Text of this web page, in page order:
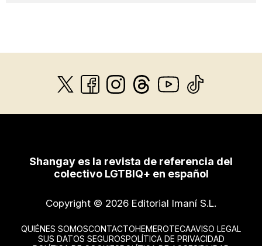
Shangay es la revista de referencia del
colectivo LGTBIQ+ en español
Copyright © 2026 Editorial Imaní S.L.
QUIÉNES SOMOSCONTACTOHEMEROTECAAVISO LEGAL
SUS DATOS SEGUROSPOLÍTICA DE PRIVACIDAD